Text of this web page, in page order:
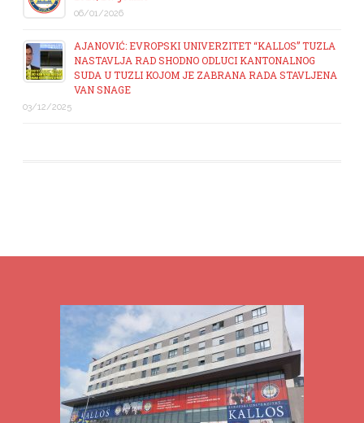
06/01/2026
AJANOVIĆ: EVROPSKI UNIVERZITET “KALLOS” TUZLA
NASTAVLJA RAD SHODNO ODLUCI KANTONALNOG
SUDA U TUZLI KOJOM JE ZABRANA RADA STAVLJENA
VAN SNAGE
03/12/2025